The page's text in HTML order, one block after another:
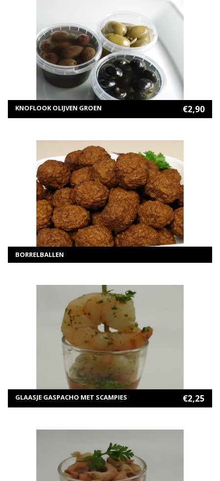
MEER INFORMATIE
TOEVOEGEN AAN WINKELWAGEN
€2,90
KNOFLOOK OLIJVEN GROEN
MEER INFORMATIE
Selecteer opties
BORRELBALLEN
MEER INFORMATIE
TOEVOEGEN AAN WINKELWAGEN
€2,25
GLAASJE GASPACHO MET SCAMPIES
MEER INFORMATIE